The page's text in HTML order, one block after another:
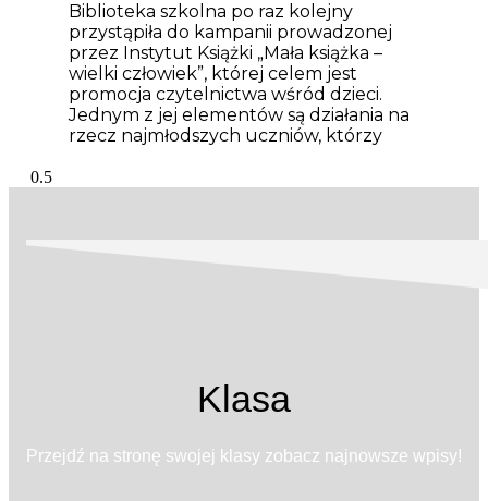
Biblioteka szkolna po raz kolejny
przystąpiła do kampanii prowadzonej
przez Instytut Książki „Mała książka –
wielki człowiek”, której celem jest
promocja czytelnictwa wśród dzieci.
Jednym z jej elementów są działania na
rzecz najmłodszych uczniów, którzy
Klasa
Przejdź na stronę swojej klasy zobacz najnowsze wpisy!